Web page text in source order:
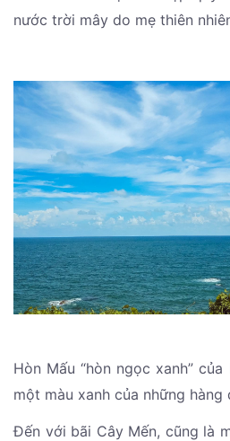
nước trời mây do mẹ thiên
Hòn Mấu “hòn ngọc xanh”
một màu xanh của những
Đến với bãi Cây Mến, cũng là